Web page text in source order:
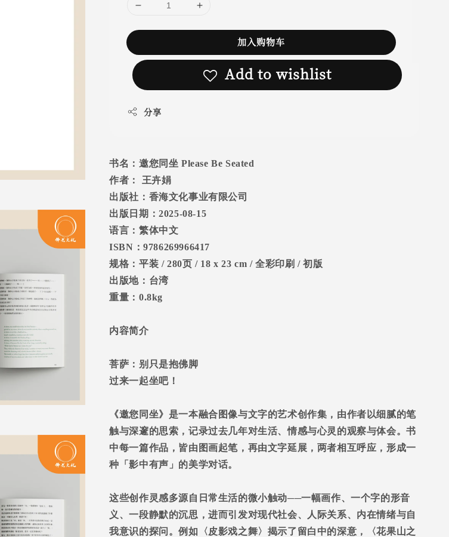
加入购物车
Add to wishlist
分享
书名： 邀您同坐 Please Be Seated
作者：
王卉娟
出版社：香海文化事业有限公司
出版日期：2025-08-15
语言：繁体中文
ISBN ：9786269966417
规格：平装 / 280页 / 18 x 23 cm /全彩印刷 /初版
出版地：台湾
重量： 0.8kg
内容简介
菩萨：别只是抱佛脚
过来一起坐吧！
《邀您同坐》是一本融合图像与文字的艺术创作集，由作者以细腻的笔
触与深邃的思索，记录过去几年对生活、情感与心灵的观察与体会。书
中每一篇作品，皆由图画起笔，再由文字延展，两者相互呼应，形成一
种「影中有声」的美学对话。
这些创作灵感多源自日常生活的微小触动──一幅画作、一个字的形音
义、一段静默的沉思，进而引发对现代社会、人际关系、内在情绪与自
我意识的探问。例如〈皮影戏之舞〉揭示了留白中的深意，〈花果山之